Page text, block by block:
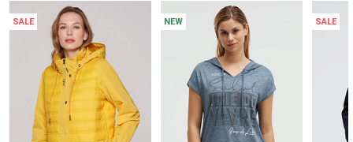
SALE NEW SALE